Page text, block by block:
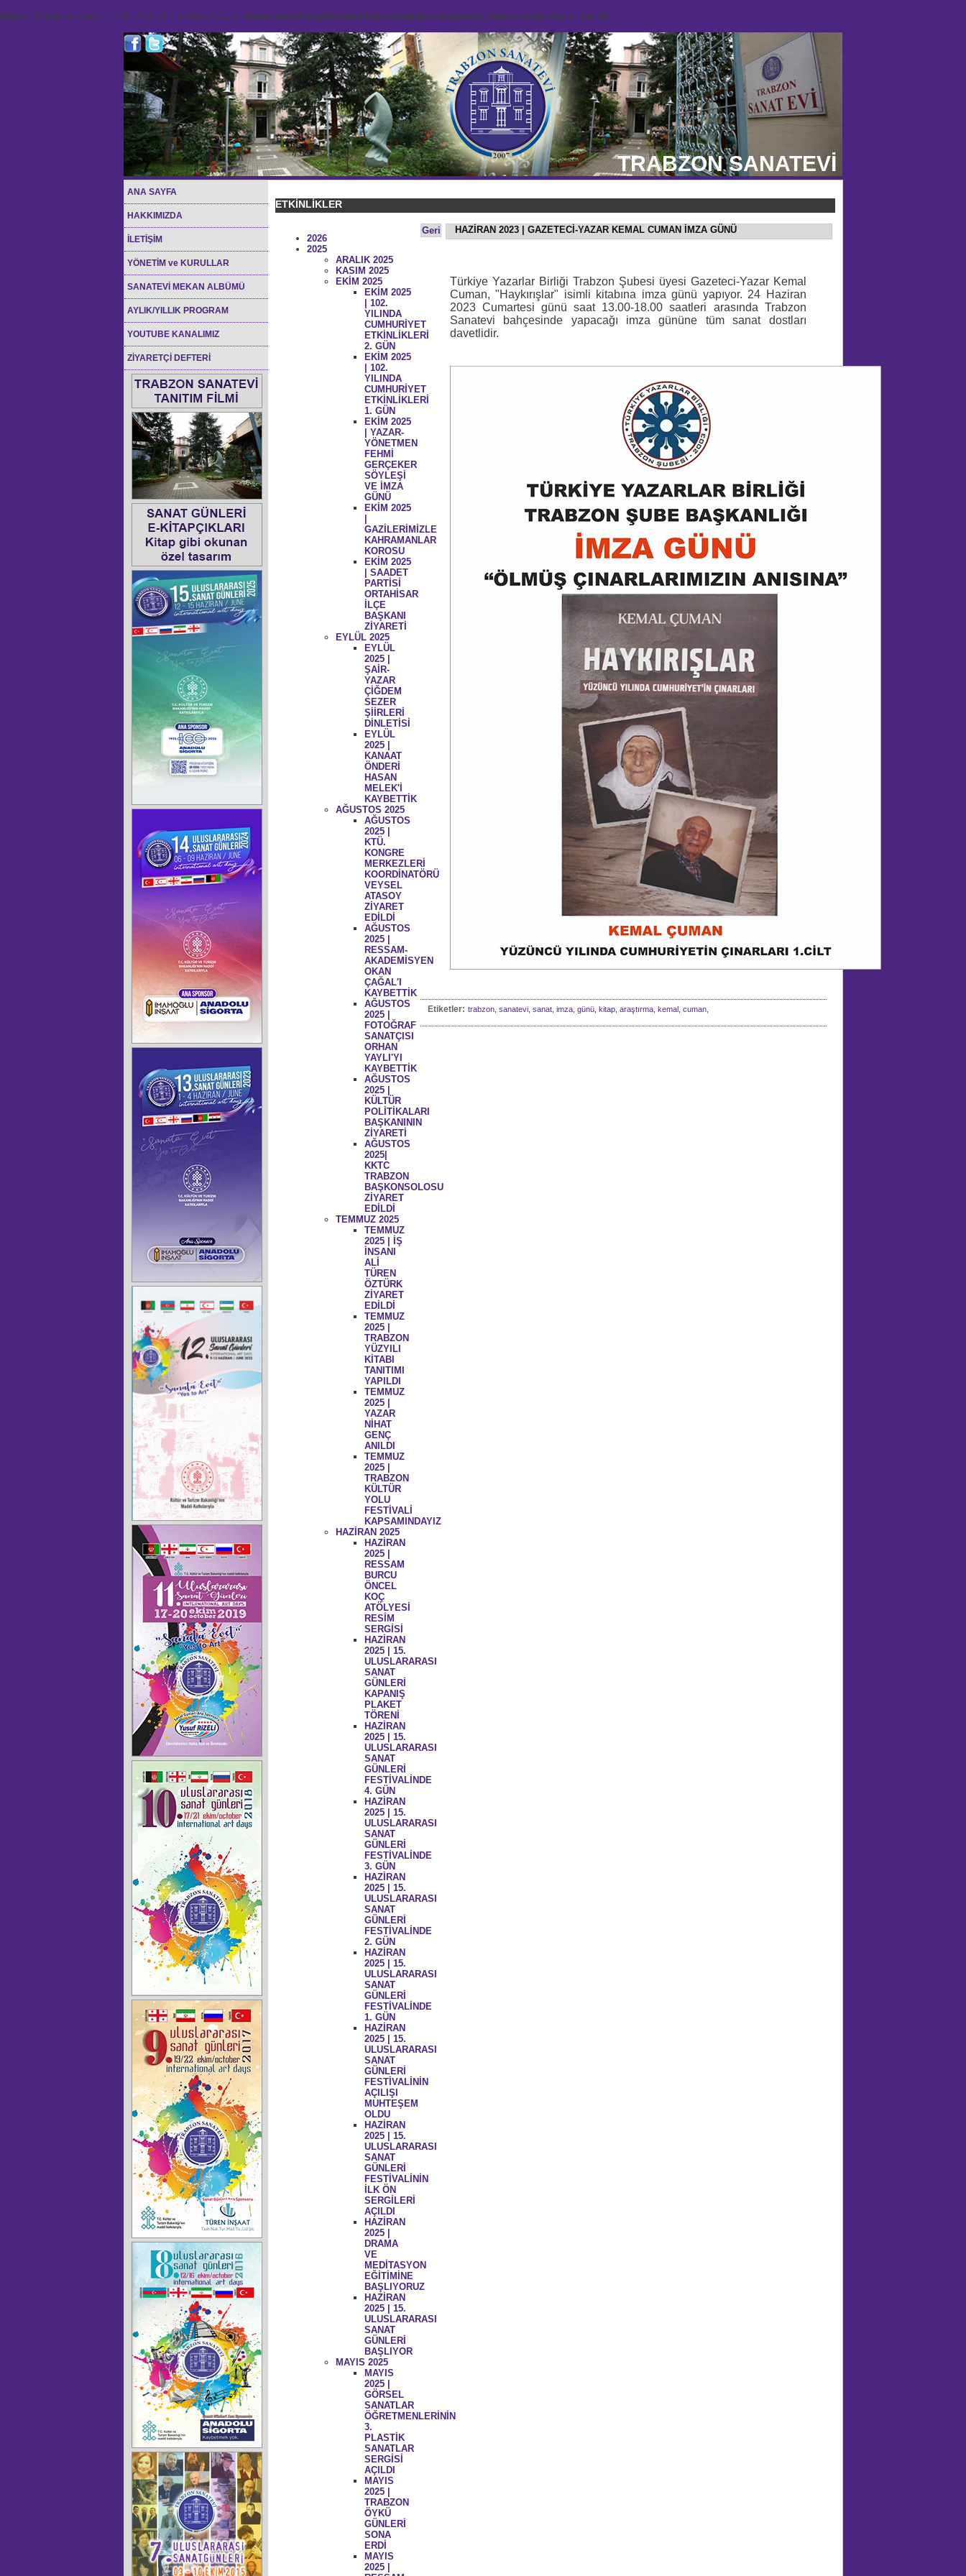
Notice: Undefined index: HTTP_ACCEPT_LANGUAGE in /home/sana45org/domains/trabzonsanatevi.org/public_html/counter.php on line 92
TRABZON SANATEVİ
ANA SAYFA
HAKKIMIZDA
İLETİŞİM
YÖNETİM ve KURULLAR
SANATEVİ MEKAN ALBÜMÜ
AYLIK/YILLIK PROGRAM
YOUTUBE KANALIMIZ
ZİYARETÇİ DEFTERİ
ETKİNLİKLER
Geri HAZİRAN 2023 | GAZETECİ-YAZAR KEMAL CUMAN İMZA GÜNÜ
Türkiye Yazarlar Birliği Trabzon Şubesi üyesi Gazeteci-Yazar Kemal
Cuman, "Haykırışlar" isimli kitabına imza günü yapıyor. 24 Haziran
2023 Cumartesi günü saat 13.00-18.00 saatleri arasında Trabzon
Sanatevi bahçesinde yapacağı imza gününe tüm sanat dostları
davetlidir.
Etiketler: trabzon, sanatevi, sanat, imza, günü, kitap, araştırma, kemal, cuman,
2026
2025
ARALIK 2025
KASIM 2025
EKİM 2025
EKİM 2025
| 102.
YILINDA
CUMHURİYET
ETKİNLİKLERİ
2. GÜN
EKİM 2025
| 102.
YILINDA
CUMHURİYET
ETKİNLİKLERİ
1. GÜN
EKİM 2025
| YAZAR-
YÖNETMEN
FEHMİ
GERÇEKER
SÖYLEŞİ
VE İMZA
GÜNÜ
EKİM 2025
GAZİLERİMİZLE
KAHRAMANLAR
KOROSU
EKİM 2025
| SAADET
PARTİSİ
ORTAHİSAR
İLÇE
BAŞKANI
ZİYARETİ
EYLÜL 2025
EYLÜL
2025 |
ŞAİR-
YAZAR
ÇİĞDEM
SEZER
ŞİİRLERİ
DİNLETİSİ
EYLÜL
2025 |
KANAAT
ÖNDERİ
HASAN
MELEK'İ
KAYBETTİK
AĞUSTOS 2025
AĞUSTOS
2025 |
KTÜ.
KONGRE
MERKEZLERİ
KOORDİNATÖRÜ
VEYSEL
ATASOY
ZİYARET
EDİLDİ
AĞUSTOS
2025 |
RESSAM-
AKADEMİSYEN
OKAN
ÇAĞAL'I
KAYBETTİK
AĞUSTOS
2025 |
FOTOĞRAF
SANATÇISI
ORHAN
YAYLI'YI
KAYBETTİK
AĞUSTOS
2025 |
KÜLTÜR
POLİTİKALARI
BAŞKANININ
ZİYARETİ
AĞUSTOS
2025|
KKTC
TRABZON
BAŞKONSOLOSU
ZİYARET
EDİLDİ
TEMMUZ 2025
TEMMUZ
2025 | İŞ
İNSANI
ALİ
TÜREN
ÖZTÜRK
ZİYARET
EDİLDİ
TEMMUZ
2025 |
TRABZON
YÜZYILI
KİTABI
TANITIMI
YAPILDI
TEMMUZ
2025 |
YAZAR
NİHAT
GENÇ
ANILDI
TEMMUZ
2025 |
TRABZON
KÜLTÜR
YOLU
FESTİVALİ
KAPSAMINDAYIZ
HAZİRAN 2025
HAZİRAN
2025 |
RESSAM
BURCU
ÖNCEL
KOÇ
ATÖLYESİ
RESİM
SERGİSİ
HAZİRAN
2025 | 15.
ULUSLARARASI
SANAT
GÜNLERİ
KAPANIŞ
PLAKET
TÖRENİ
HAZİRAN
2025 | 15.
ULUSLARARASI
SANAT
GÜNLERİ
FESTİVALİNDE
4. GÜN
HAZİRAN
2025 | 15.
ULUSLARARASI
SANAT
GÜNLERİ
FESTİVALİNDE
3. GÜN
HAZİRAN
2025 | 15.
ULUSLARARASI
SANAT
GÜNLERİ
FESTİVALİNDE
2. GÜN
HAZİRAN
2025 | 15.
ULUSLARARASI
SANAT
GÜNLERİ
FESTİVALİNDE
1. GÜN
HAZİRAN
2025 | 15.
ULUSLARARASI
SANAT
GÜNLERİ
FESTİVALİNİN
AÇILIŞI
MUHTEŞEM
OLDU
HAZİRAN
2025 | 15.
ULUSLARARASI
SANAT
GÜNLERİ
FESTİVALİNİN
İLK ÖN
SERGİLERİ
AÇILDI
HAZİRAN
2025 |
DRAMA
VE
MEDİTASYON
EĞİTİMİNE
BAŞLIYORUZ
HAZİRAN
2025 | 15.
ULUSLARARASI
SANAT
GÜNLERİ
BAŞLIYOR
MAYIS 2025
MAYIS
2025 |
GÖRSEL
SANATLAR
ÖĞRETMENLERİNİN
3.
PLASTİK
SANATLAR
SERGİSİ
AÇILDI
MAYIS
2025 |
TRABZON
ÖYKÜ
GÜNLERİ
SONA
ERDİ
MAYIS
2025 |